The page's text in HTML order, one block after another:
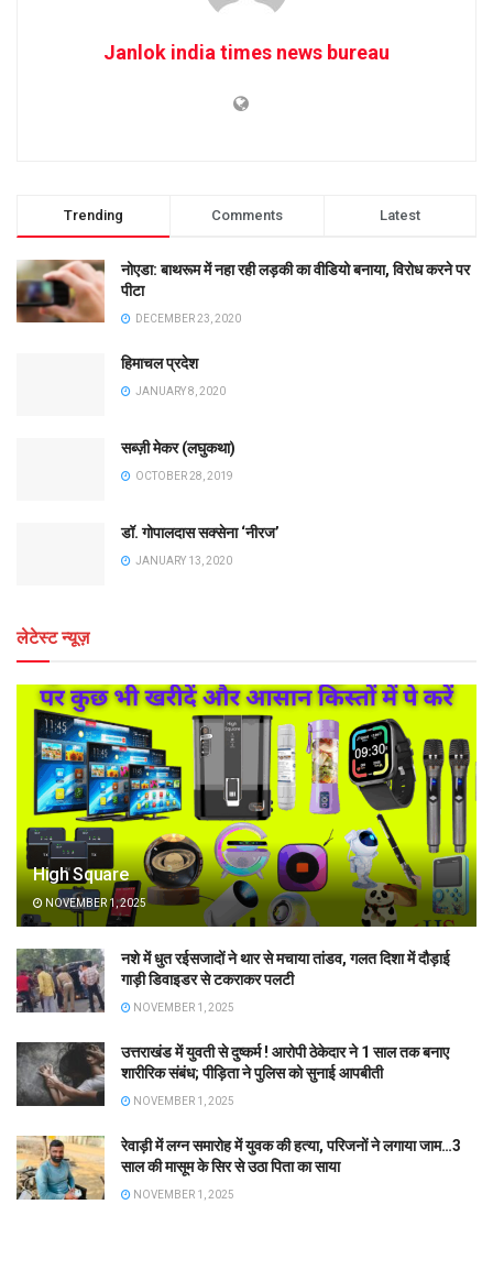
Janlok india times news bureau
Trending Comments Latest
नोएडा: बाथरूम में नहा रही लड़की का वीडियो बनाया, विरोध करने पर
पीटा
DECEMBER 23, 2020
हिमाचल प्रदेश
JANUARY 8, 2020
सब्ज़ी मेकर (लघुकथा)
OCTOBER 28, 2019
डॉ. गोपालदास सक्सेना ‘नीरज’
JANUARY 13, 2020
लेटेस्ट न्यूज़
High Square
NOVEMBER 1, 2025
नशे में धुत रईसजादों ने थार से मचाया तांडव, गलत दिशा में दौड़ाई
गाड़ी डिवाइडर से टकराकर पलटी
NOVEMBER 1, 2025
उत्तराखंड में युवती से दुष्कर्म ! आरोपी ठेकेदार ने 1 साल तक बनाए
शारीरिक संबंध; पीड़िता ने पुलिस को सुनाई आपबीती
NOVEMBER 1, 2025
रेवाड़ी में लग्न समारोह में युवक की हत्या, परिजनों ने लगाया जाम…3
साल की मासूम के सिर से उठा पिता का साया
NOVEMBER 1, 2025